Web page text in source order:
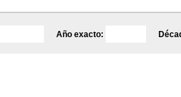
Año exacto: